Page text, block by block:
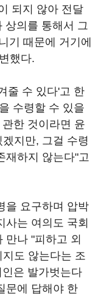
되지 않아 전달
상의를 통해서 그
기 때문에 거기에
했다.
줄 수 있다'고 한
수령할 수 있을
한 것이라면 윤
지만, 그걸 수령
재하지 않는다"고
을 요구하며 압박
사는 여의도 국회
만나 "피하고 외
도 않는다는 조
은 발가벗는다
문에 답해야 한